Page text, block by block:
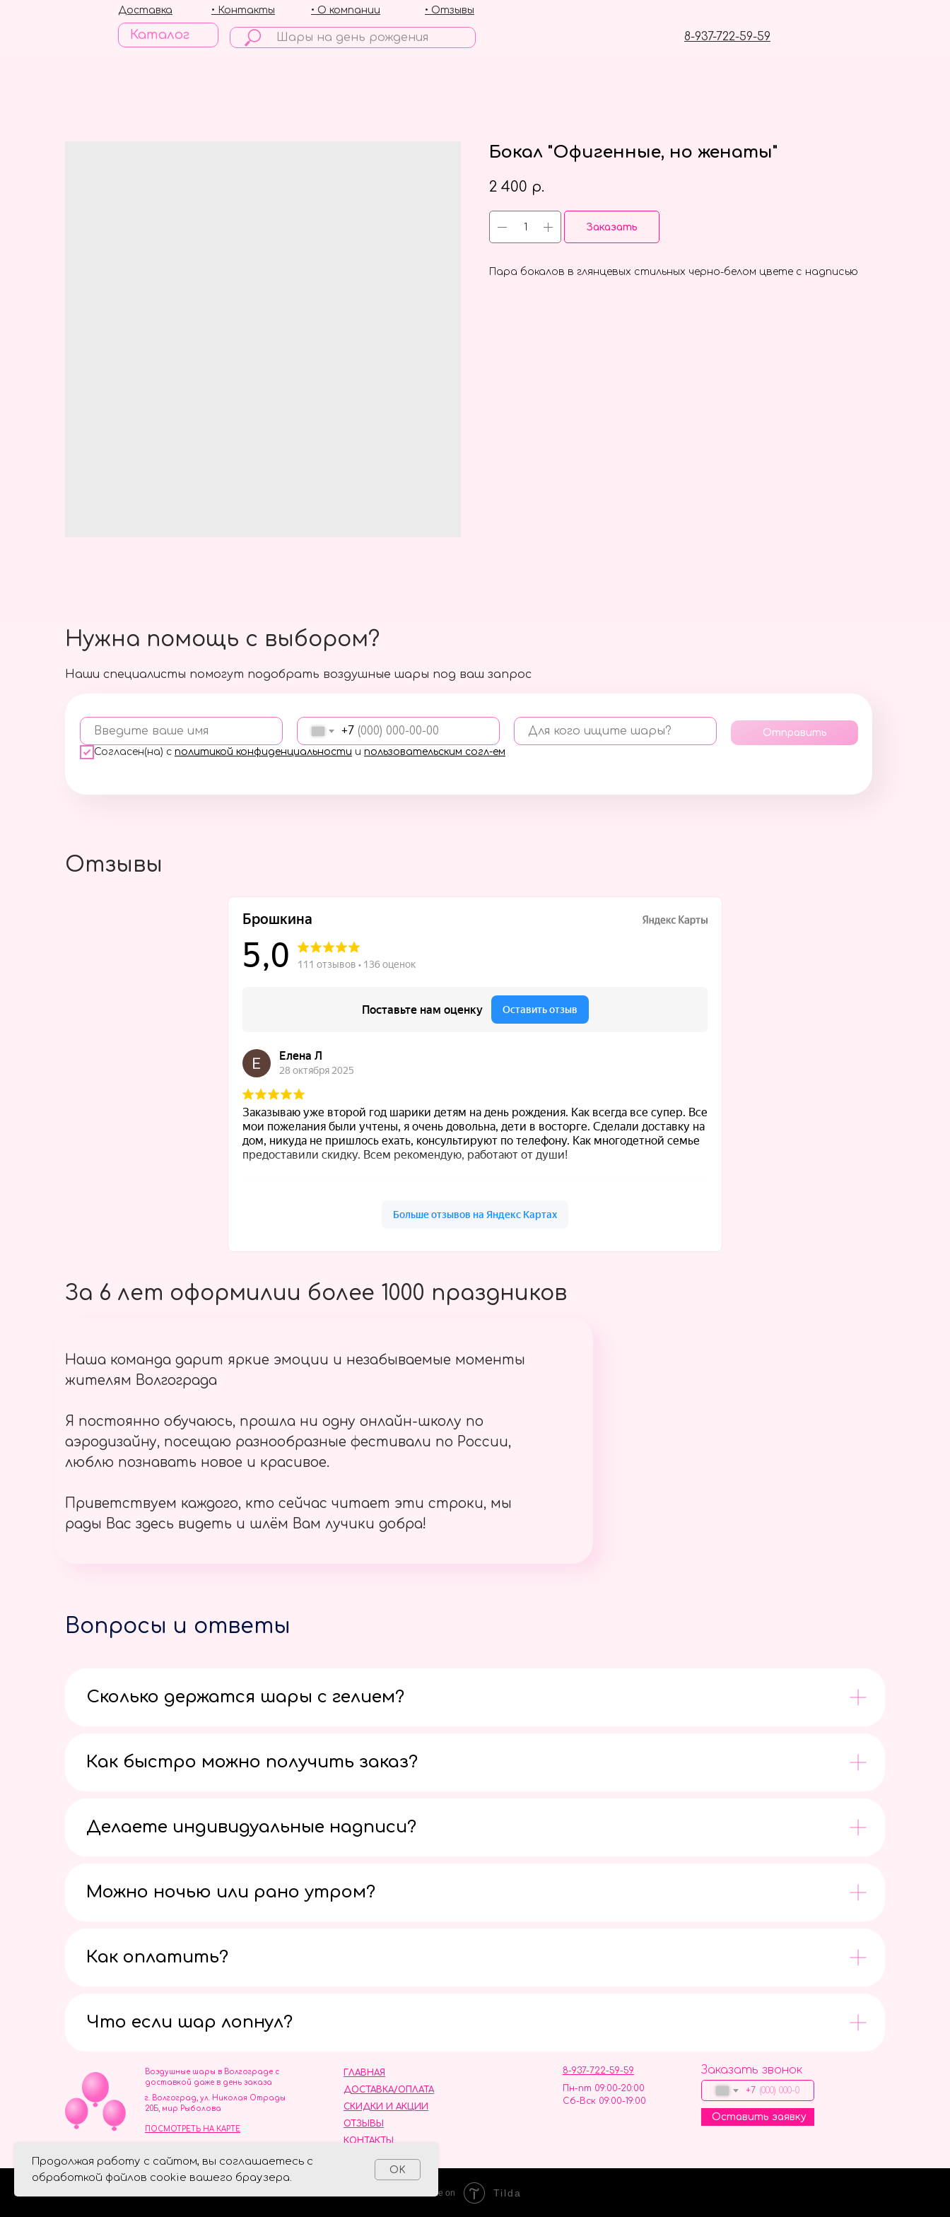
Каталог 8-937-722-59-59
• Отзывы
• О компании
• Контакты
Доставка
Бокал "Офигенные, но женаты"
2 400 р.
Заказать
Пара бокалов в глянцевых стильных черно-белом цвете с надписью
Наши специалисты помогут подобрать воздушные шары под ваш запрос
Введите ваше имя +7 Для кого ищите шары?
Согласен(на) с политикой конфиденциальности и пользовательским согл-ем
Отправить
Нужна помощь с выбором?
Продолжая работу с сайтом, вы соглашаетесь с
обработкой файлов cookie вашего браузера.
OK
Отзывы
За 6 лет оформилии более 1000 праздников
Наша команда дарит яркие эмоции и незабываемые моменты
жителям Волгограда
Я постоянно обучаюсь, прошла ни одну онлайн-школу по
аэродизайну, посещаю разнообразные фестивали по России,
люблю познавать новое и красивое.
Приветствуем каждого, кто сейчас читает эти строки, мы
рады Вас здесь видеть и шлём Вам лучики добра!
Вопросы и ответы
Сколько держатся шары с гелием?
Как быстро можно получить заказ?
Делаете индивидуальные надписи?
Можно ночью или рано утром?
Как оплатить?
Что если шар лопнул?
ОТЗЫВЫ
ГЛАВНАЯ
ДОСТАВКА/ОПЛАТА
СКИДКИ И АКЦИИ
КОНТАКТЫ
8-937-722-59-59
Пн-пт 09:00-20:00
Сб-Вск 09:00-19:00
Воздушные шары в Волгограде с
доставкой даже в день заказа
Заказать звонок
+7
Оставить заявку
г. Волгоград, ул. Николая Отрады
20Б, мир Рыболова
ПОСМОТРЕТЬ НА КАРТЕ
ИНН 344110093739
Политика обработки персональных данных
Made on Tilda